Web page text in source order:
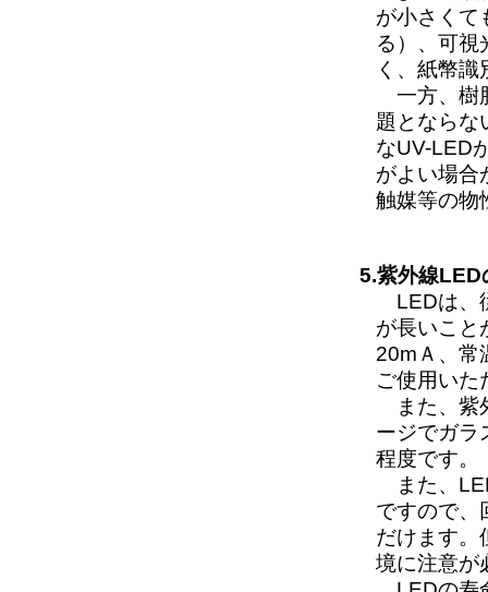
が小さくて
る）、可視
く、紙幣
一方、樹
題とならな
なUV-LED
がよい場合
触媒等の物
5.紫外線LED
LEDは、
が長いこと
20mＡ、常
ご使用いた
また、紫
ージでガラ
程度です。
また、
ですので、
だけます。
境に注意が